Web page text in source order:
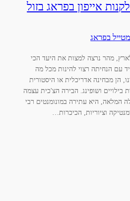
בפראג
מהר נרצה למצות את היעד הכי
עם הנחיתה רצוי להינות מכל מה
הן מבחינה אדריכלית או היסטורית
בילויים ושופינג. הבירה הצ'כית עצמה
המלאה, היא עתירה במונומנטים רבי
וציוריות, הכיכרות…